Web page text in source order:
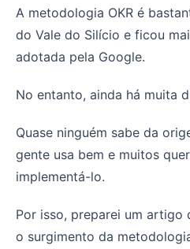
Metodologia OKR: O que É,
A metodologia OKR é
do Vale do Silício e ficou
adotada pela Google.
No entanto, ainda há muita
Quase ninguém sabe da
gente usa bem e muitos
implementá-lo.
Por isso, preparei um artigo
o surgimento da